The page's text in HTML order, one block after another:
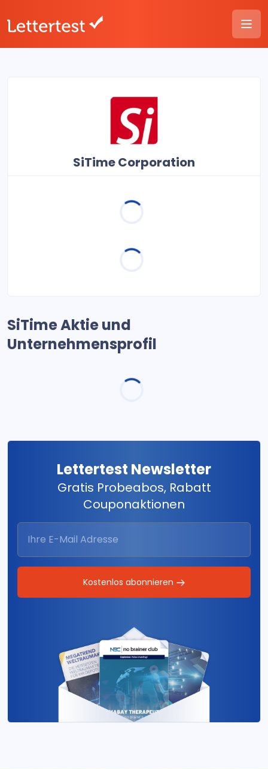
SiTime Corporation
SiTime Aktie und
Unternehmensprofil
Lettertest Newsletter
Gratis Probeabos, Rabatt
Couponaktionen
Kostenlos abonnieren